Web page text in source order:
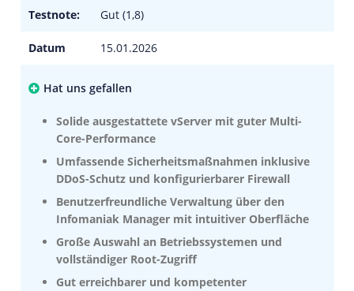
Testnote: Gut (1,8)
Datum 15.01.2026
Hat uns gefallen
Solide ausgestattete vServer mit guter Multi-
Core-Performance
Umfassende Sicherheitsmaßnahmen inklusive
DDoS-Schutz und konfigurierbarer Firewall
Benutzerfreundliche Verwaltung über den
Infomaniak Manager mit intuitiver Oberfläche
Große Auswahl an Betriebssystemen und
vollständiger Root-Zugriff
Gut erreichbarer und kompetenter